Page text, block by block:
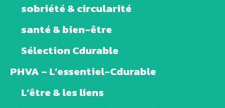
sobriété & circularité
santé & bien-être
Sélection Cdurable
PHVA – L’essentiel-Cdurable
L’être & les liens